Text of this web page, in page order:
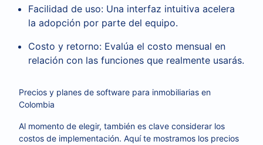
Facilidad de uso: Una interfaz intuitiva acelera
la adopción por parte del equipo.
Costo y retorno: Evalúa el costo mensual en
relación con las funciones que realmente usarás.
Precios y planes de software para inmobiliarias en
Colombia
Al momento de elegir, también es clave considerar los
costos de implementación. Aquí te mostramos los precios